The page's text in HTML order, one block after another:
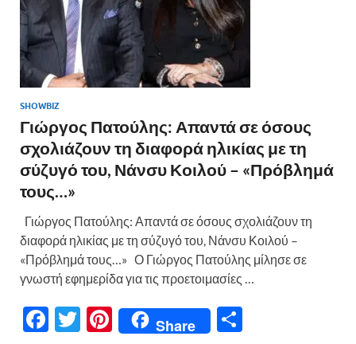
SHOWBIZ
Γιώργος Πατούλης: Απαντά σε όσους
σχολιάζουν τη διαφορά ηλικίας με τη
σύζυγό του, Νάνσυ Κοιλού – «Πρόβλημά
τους…»
Γιώργος Πατούλης: Απαντά σε όσους σχολιάζουν τη
διαφορά ηλικίας με τη σύζυγό του, Νάνσυ Κοιλού –
«Πρόβλημά τους…» Ο Γιώργος Πατούλης μίλησε σε
γνωστή εφημερίδα για τις προετοιμασίες …
F
T
Pi
Share